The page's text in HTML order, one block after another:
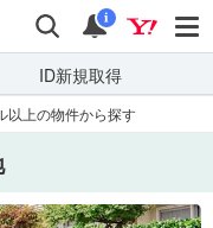
検索 通知
i
ID新規取得
以上の物件から探す